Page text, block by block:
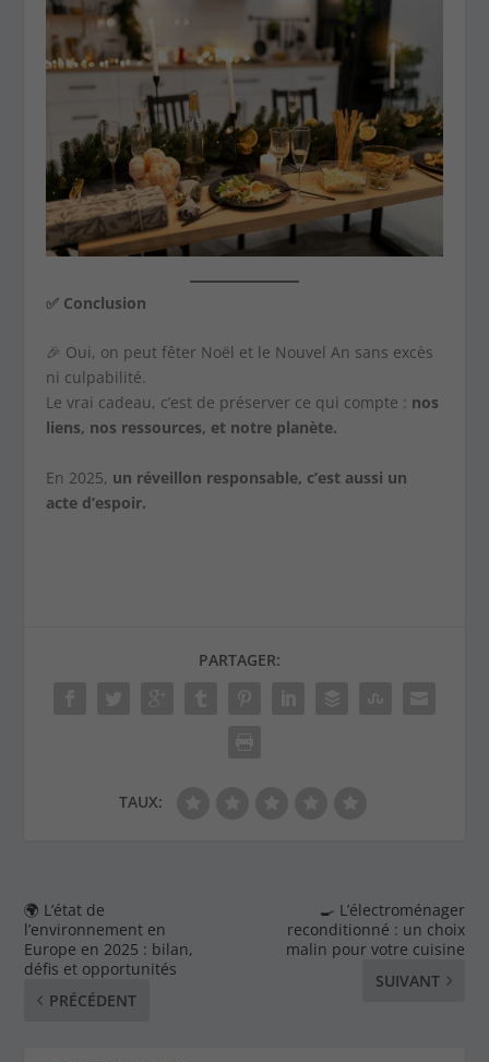
✅ Conclusion
🎉 Oui, on peut fêter Noël et le Nouvel An sans excès
ni culpabilité.
Le vrai cadeau, c’est de préserver ce qui compte : nos
liens, nos ressources, et notre planète.
En 2025, un réveillon responsable, c’est aussi un
acte d’espoir.
PARTAGER:
TAUX:
🌍 L’état de
l’environnement en
Europe en 2025 : bilan,
défis et opportunités
PRÉCÉDENT
🍳 L’électroménager
reconditionné : un choix
malin pour votre cuisine
SUIVANT